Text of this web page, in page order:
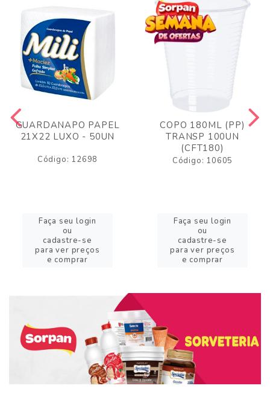
GUARDANAPO PAPEL
21X22 LUXO - 50UN
Código: 12698
Faça seu login
ou
cadastre-se
para ver preços
e comprar
COPO 180ML (PP)
TRANSP 100UN
(CFT180)
Código: 10605
Faça seu login
ou
cadastre-se
para ver preços
e comprar